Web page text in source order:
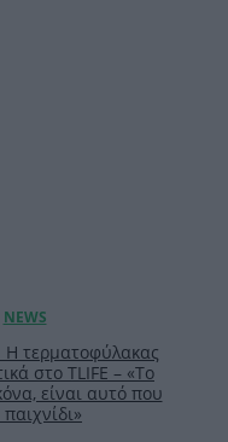
τερματοφύλακας
στο TLIFE – «Το
είναι αυτό που